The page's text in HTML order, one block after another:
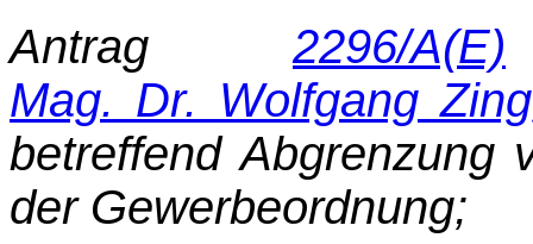
Antrag 2296/A(E)
Mag. Dr. Wolfgang
betreffend Abgrenzung
der Gewerbeordnung;